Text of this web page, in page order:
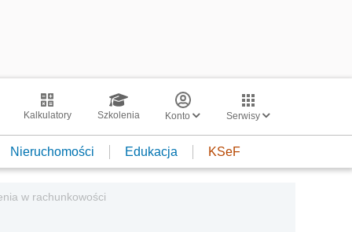
Kalkulatory Szkolenia Konto Serwisy
Nieruchomości Edukacja KSeF
w rachunkowości